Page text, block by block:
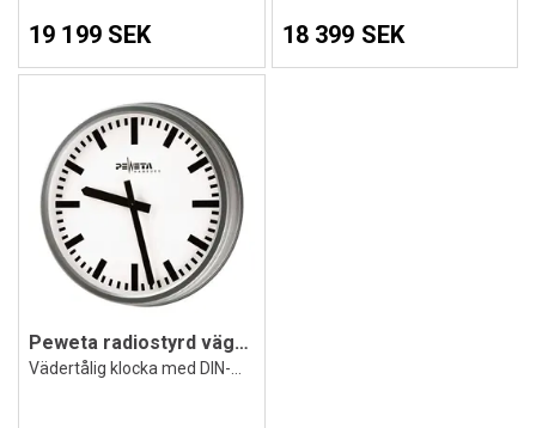
19 199 SEK 18 399 SEK
Peweta radiostyrd väggklocka Standard